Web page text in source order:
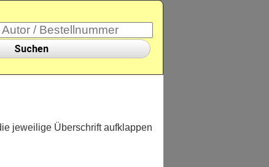
Suchen
jeweilige Überschrift aufklappen